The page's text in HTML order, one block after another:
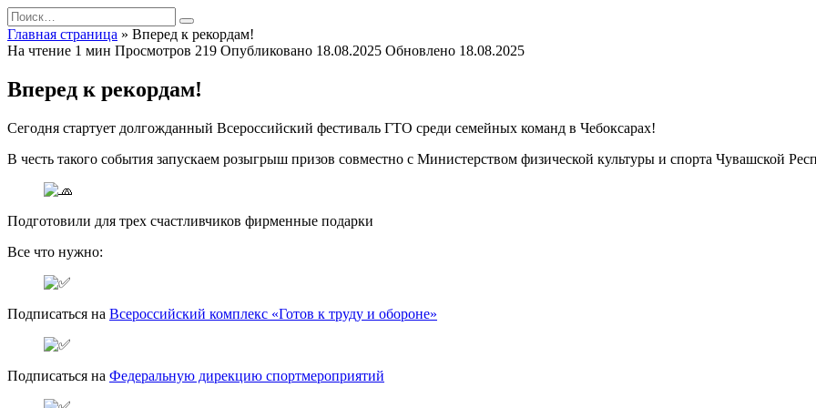
Перейти
к
содержанию
Search
for:
Главная страница » Вперед к рекордам!
На чтение 1 мин Просмотров 219 Опубликовано 18.08.2025 Обновлено 18.08.2025
Вперед к рекордам!
Сегодня стартует долгожданный Всероссийский фестиваль ГТО среди семейных команд в Чебоксарах!
В честь такого события запускаем розыгрыш призов совместно с Министерством физической культуры и спорта Чувашской
Подготовили для трех счастливчиков фирменные подарки
Все что нужно:
Подписаться на Всероссийский комплекс «Готов к труду и обороне»
Подписаться на Федеральную дирекцию спортмероприятий